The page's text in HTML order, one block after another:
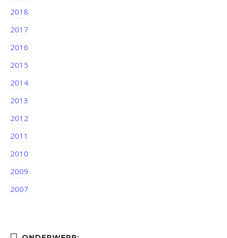
2018
2017
2016
2015
2014
2013
2012
2011
2010
2009
2007